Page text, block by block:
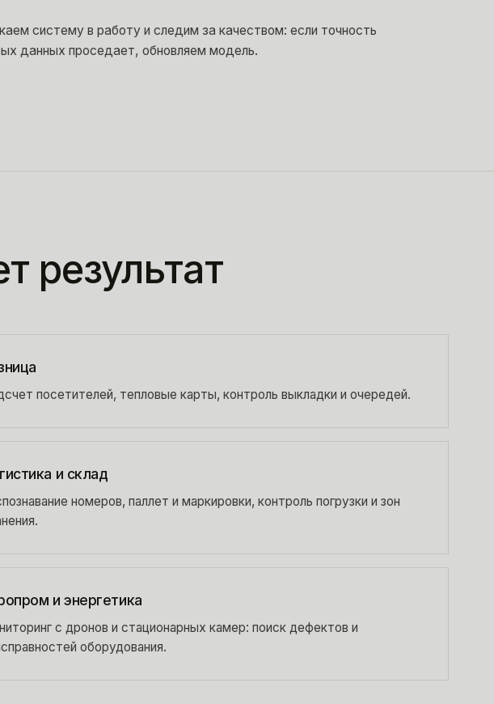
систему в работу и следим за качеством: если точность
данных проседает, обновляем модель.
результат
посетителей, тепловые карты, контроль выкладки и очередей.
и склад
номеров, паллет и маркировки, контроль погрузки и зон
и энергетика
с дронов и стационарных камер: поиск дефектов и
оборудования.